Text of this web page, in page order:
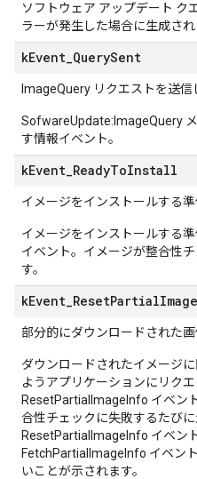
ソフトウェア アップデート ク
ラーが発生した場合に生成され
kEvent QuerySent
ImageQuery リクエストを送信
SofwareUpdate:ImageQuery
す情報イベント。
kEvent ReadyToInstall
イメージをインストールする準
イメージをインストールする
イベント。イメージが整合性
す。
kEvent ResetPartialImage
部分的にダウンロードされた画
ダウンロードされたイメージ
ようアプリケーションにリクエ
ResetPartialImageInfo イベン
合性チェックに失敗するたびに
ResetPartialImageInfo イベン
FetchPartialImageInfo イベン
いことが示されます。